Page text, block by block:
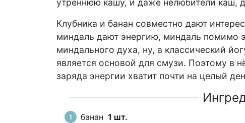
Клубника и банан совместно дают
миндаль дают энергию, миндаль помимо
миндального духа, ну, а классический
является основой для смузи. Поэтому в
заряда энергии хватит почти на целый
банан 1 шт.